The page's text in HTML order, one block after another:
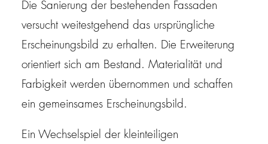
Die Sanierung der bestehenden Fassaden
versucht weitestgehend das ursprüngliche
Erscheinungsbild zu erhalten. Die Erweiterung
orientiert sich am Bestand. Materialität und
Farbigkeit werden übernommen und schaffen
ein gemeinsames Erscheinungsbild.
Ein Wechselspiel der kleinteiligen